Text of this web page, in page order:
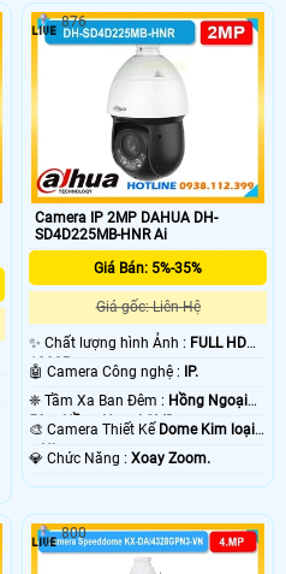
ban đêm. Sản phẩm hỗ trợ hồng
ngoại 50m, đèn ấm 15m,tích hợp
micro và lôa, PoE và chuẩn IP67,
phù hợp lắp đặt trong nhà và ngoài
Camera IP 2MP DAHUA DH-
SD4D225MB-HNR Ai
Giá Bán: 5%-35%
Giá gốc: Liên Hệ
✨ Chất lượng hình Ảnh : FULL HD
1080P .
🤖️ Camera Công nghệ : IP.
❈ Tầm Xa Ban Đêm : Hồng Ngoại
50m Hồng Ngoại SMD.
🎨 Camera Thiết Kế Dome Kim loại
+ Nhựa.
️💎 Chức Năng :Xoay Zoom.
876
800